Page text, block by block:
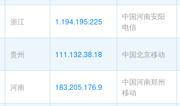
浙江 1.194.195.225
中国河南安阳
电信
贵州 111.132.38.18 中国北京移动
河南 183.205.176.9
中国河南郑州
移动